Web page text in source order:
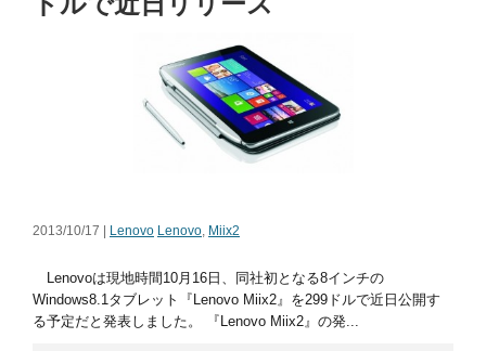
2013/10/17 | Lenovo Lenovo Miix2
Lenovoは現地時間10月16日、同社初となる8インチの
Windows8.1タブレット『Lenovo Miix2』を299ドルで近日公開す
る予定だと発表しました。 『Lenovo Miix2』の発...